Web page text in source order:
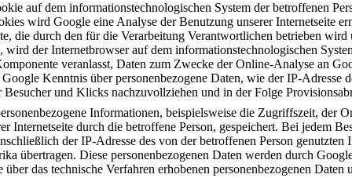
auf dem informationstechnologischen System der betroffenen
wird Google eine Analyse der Benutzung unserer Internetseite
die durch den für die Verarbeitung Verantwortlichen betrieben
der Internetbrowser auf dem informationstechnologischen
veranlasst, Daten zum Zwecke der Online-Analyse an
Kenntnis über personenbezogene Daten, wie der IP-Adresse
und Klicks nachzuvollziehen und in der Folge
Informationen, beispielsweise die Zugriffszeit, der
Internetseite durch die betroffene Person, gespeichert. Bei jedem
der IP-Adresse des von der betroffenen Person genutzten
übertragen. Diese personenbezogenen Daten werden durch
das technische Verfahren erhobenen personenbezogenen